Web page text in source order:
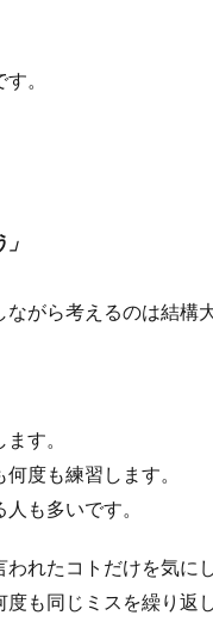
。
ながら考えるのは結構
す。
度も練習します。
も多いです。
れたコトだけを気に
も同じミスを繰り返